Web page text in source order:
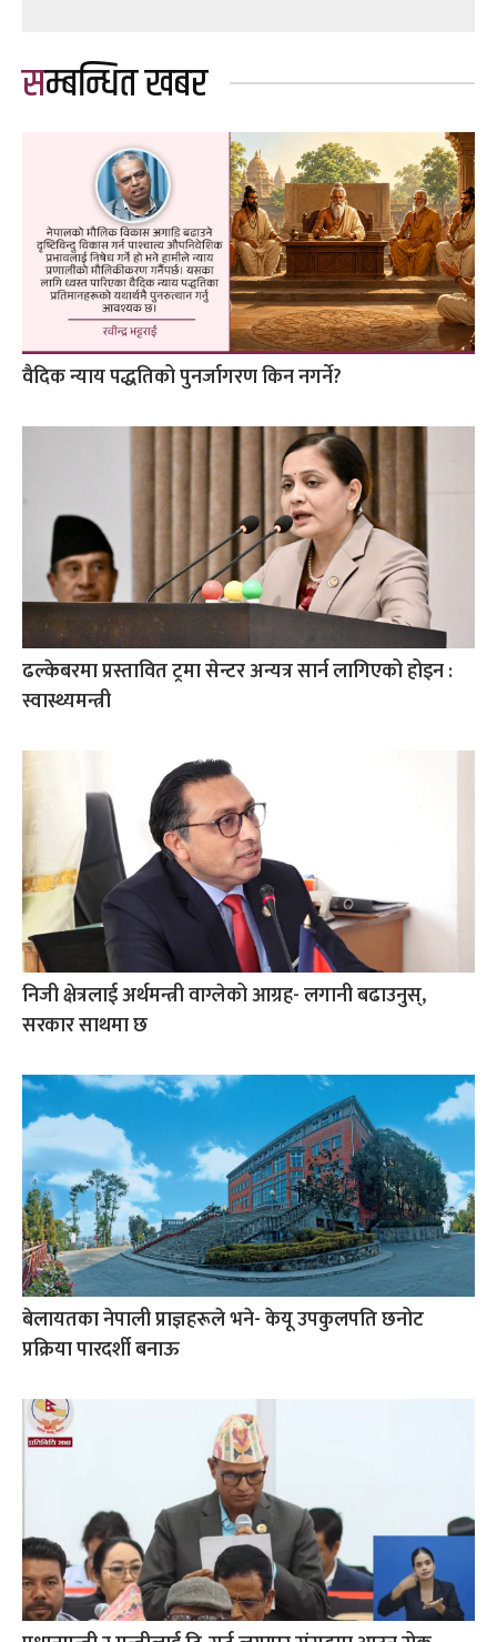
सम्बन्धित खबर
वैदिक न्याय पद्धतिको पुनर्जागरण किन नगर्ने?
ढल्केबरमा प्रस्तावित ट्रमा सेन्टर अन्यत्र सार्न लागिएको होइन :
स्वास्थ्यमन्त्री
निजी क्षेत्रलाई अर्थमन्त्री वाग्लेको आग्रह- लगानी बढाउनुस्,
सरकार साथमा छ
बेलायतका नेपाली प्राज्ञहरूले भने- केयू उपकुलपति छनोट
प्रक्रिया पारदर्शी बनाऊ